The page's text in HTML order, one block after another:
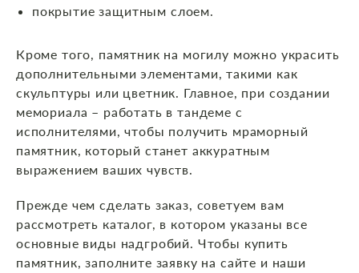
покрытие защитным слоем.
Кроме того, памятник на могилу можно украсить
дополнительными элементами, такими как
скульптуры или цветник. Главное, при создании
мемориала – работать в тандеме с
исполнителями, чтобы получить мраморный
памятник, который станет аккуратным
выражением ваших чувств.
Прежде чем сделать заказ, советуем вам
рассмотреть каталог, в котором указаны все
основные виды надгробий. Чтобы купить
памятник, заполните заявку на сайте и наши